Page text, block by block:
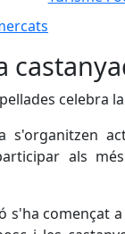
celebra
s'organitzen
als
s'ha començat